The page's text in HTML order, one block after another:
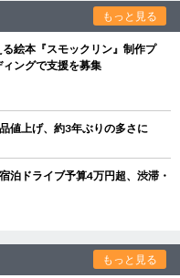
もっと見る
絵本『スモックリン』制作プ
ングで支援を募集
値上げ、約3年ぶりの多さに
ドライブ予算4万円超、渋滞・
もっと見る